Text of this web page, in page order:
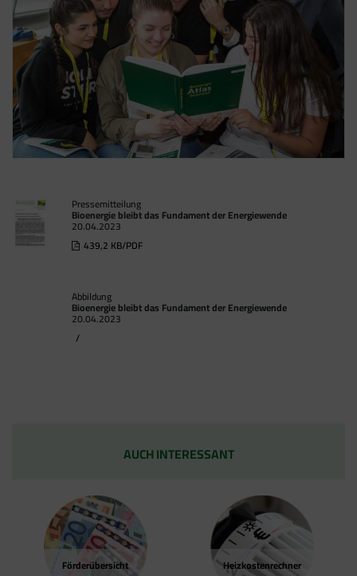
Pressemitteilung
Bioenergie bleibt das Fundament der Energiewende
20.04.2023
439,2 KB/PDF
Abbildung
Bioenergie bleibt das Fundament der Energiewende
20.04.2023
/
Förder­übersicht Heizkosten­rechner
AUCH INTERESSANT